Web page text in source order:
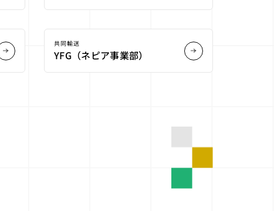
共同輸送
YFG（ネピア事業部）